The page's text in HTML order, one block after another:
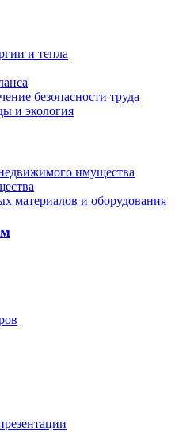
и тепла
безопасности труда
и экология
имущества
материалов и оборудования